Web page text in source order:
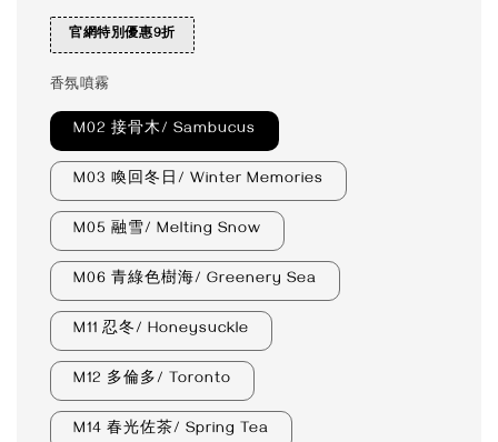
官網特別優惠9折
香氛噴霧
M02 接骨木/ Sambucus
M03 喚回冬日/ Winter Memories
M05 融雪/ Melting Snow
M06 青綠色樹海/ Greenery Sea
M11 忍冬/ Honeysuckle
M12 多倫多/ Toronto
M14 春光佐茶/ Spring Tea